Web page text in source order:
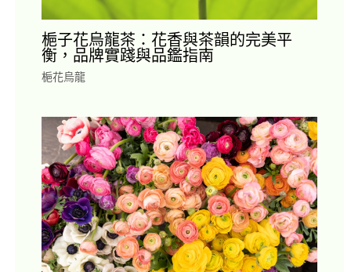
梔子花烏龍茶：花香與茶韻的完美平
衡，品牌實踐與品鑑指南
梔花烏龍